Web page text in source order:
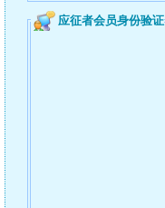
应征者会员身份验证